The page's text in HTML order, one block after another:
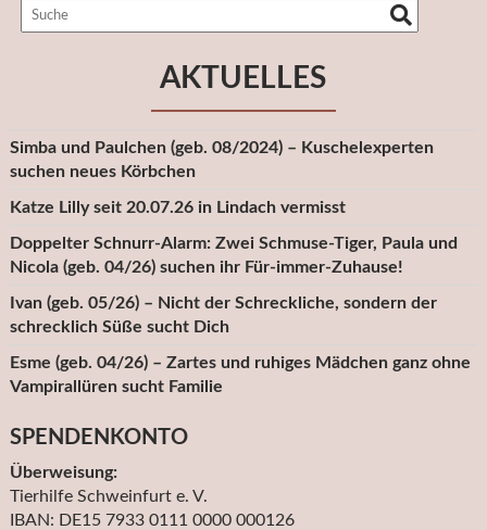
AKTUELLES
Simba und Paulchen (geb. 08/2024) – Kuschelexperten
suchen neues Körbchen
Katze Lilly seit 20.07.26 in Lindach vermisst
Doppelter Schnurr-Alarm: Zwei Schmuse-Tiger, Paula und
Nicola (geb. 04/26) suchen ihr Für-immer-Zuhause!
Ivan (geb. 05/26) – Nicht der Schreckliche, sondern der
schrecklich Süße sucht Dich
Esme (geb. 04/26) – Zartes und ruhiges Mädchen ganz ohne
Vampirallüren sucht Familie
SPENDENKONTO
Überweisung:
Tierhilfe Schweinfurt e. V.
IBAN: DE15 7933 0111 0000 000126